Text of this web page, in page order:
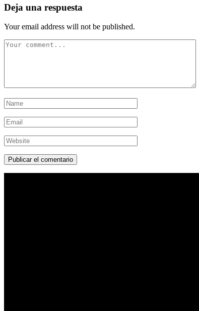
Deja una respuesta
Your email address will not be published.